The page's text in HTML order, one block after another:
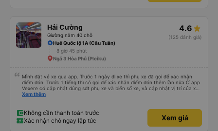
Hải Cường
Giường nằm 40 chỗ
4.6
(125 đánh giá)
Huế Quốc lộ 1A (Cầu Tuần)
8 giờ 45 phút
Ngã 3 Hòa Phú (Pleiku)
Mình đặt vé xe qua app. Trước 1 ngày đi xe thì phụ xe đã gọi để xác nhận
điểm đón. Trước 1 tiếng thì có gọi để xác nhận điểm đón thêm lần nữa Ở app
Vexere có cập nhật đúng sđt phụ xe và biển số xe, và cập nhật vị trí của xe
nữa. Ăn cơm tối là 50k/ người. Chỗ nằm thoải mái, có nước, ổ cắm sạc đầy
Xem thêm
Không cần thanh toán trước
Xác nhận chỗ ngay lập tức
Xem giá